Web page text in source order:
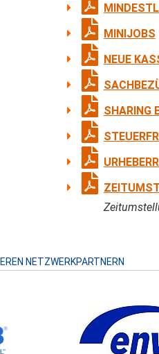
MINIJOBS
NEUE
SHARING
NETZWERKPARTNERN